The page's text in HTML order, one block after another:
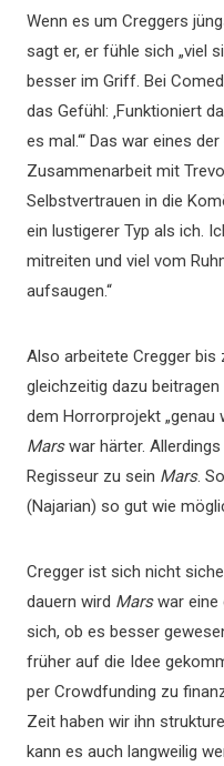
Wenn es um Creggers
sagt er, er fühle sich „viel
besser im Griff. Bei
das Gefühl: ‚Funktioniert
es mal.‘“ Das war eines
Zusammenarbeit mit
Selbstvertrauen in die
ein lustigerer Typ als ich.
mitreiten und viel vom
aufsaugen.“
Also arbeitete Cregger bis
gleichzeitig dazu beitragen
dem Horrorprojekt „genau
Marswar härter.
Regisseur zu sein Mars.
(Najarian) so gut wie
Cregger ist sich nicht
dauern wird Marswar eine
sich, ob es besser
früher auf die Idee
per Crowdfunding zu
Zeit haben wir ihn
kann es auch langweilig